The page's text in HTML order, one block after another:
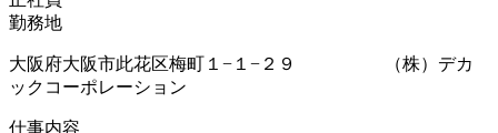
勤務地
大阪府大阪市此花区梅町１−１−２９ （株）デカ
ックコーポレーション
仕事内容